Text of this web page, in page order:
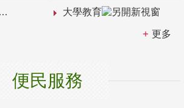
大學教育
更多
便民服務